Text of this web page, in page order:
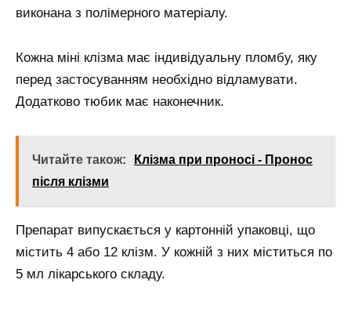
виконана з полімерного матеріалу.
Кожна міні клізма має індивідуальну пломбу, яку
перед застосуванням необхідно відламувати.
Додатково тюбик має наконечник.
Читайте також:
Клізма при проносі - Пронос
після клізми
Препарат випускається у картонній упаковці, що
містить 4 або 12 клізм. У кожній з них міститься по
5 мл лікарського складу.